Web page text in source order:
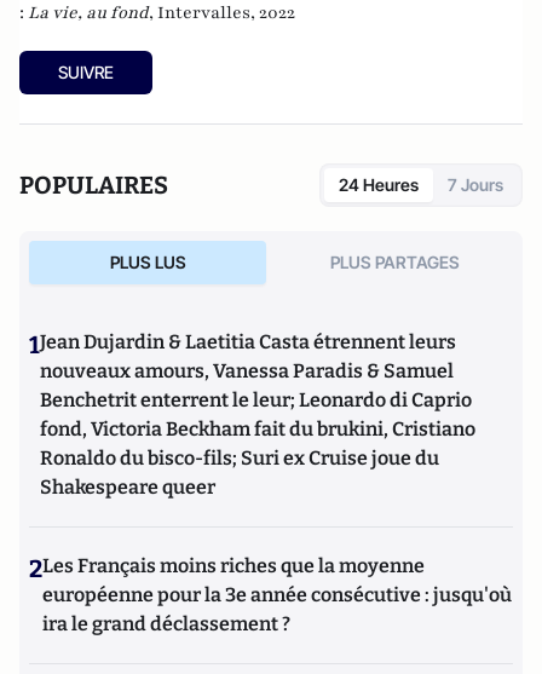
: La vie, au fond, Intervalles, 2022
SUIVRE
POPULAIRES 24 Heures 7 Jours
PLUS LUS PLUS PARTAGES
1Jean Dujardin & Laetitia Casta étrennent leurs
nouveaux amours, Vanessa Paradis & Samuel
Benchetrit enterrent le leur; Leonardo di Caprio
fond, Victoria Beckham fait du brukini, Cristiano
Ronaldo du bisco-fils; Suri ex Cruise joue du
Shakespeare queer
2Les Français moins riches que la moyenne
européenne pour la 3e année consécutive : jusqu'où
ira le grand déclassement ?